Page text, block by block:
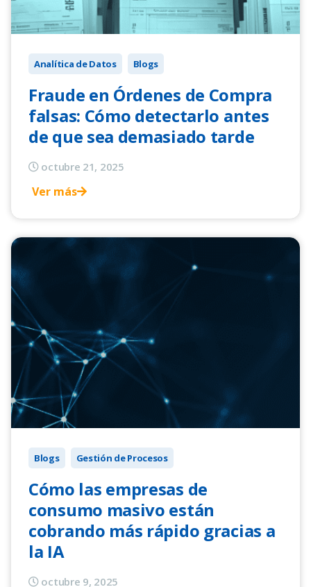
Analítica de Datos Blogs
Fraude en Órdenes de Compra
falsas: Cómo detectarlo antes
de que sea demasiado tarde
octubre 21, 2025
Ver más
Blogs Gestión de Procesos
Cómo las empresas de
consumo masivo están
cobrando más rápido gracias a
la IA
octubre 9, 2025